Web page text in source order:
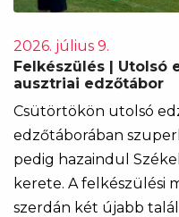
2026. július 9.
Felkészülés | Utolsó
ausztriai edzőtábor
Csütörtökön utolsó
edzőtáborában
pedig hazaindul
kerete. A felkészülési
szerdán két újabb